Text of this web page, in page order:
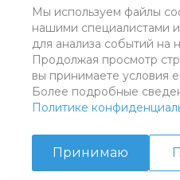
Мы используем файлы
нашими специалистами
для анализа событий на
Продолжая просмотр
вы принимаете условия
Более подробные
Политике
Принимаю
Медицинская мебель